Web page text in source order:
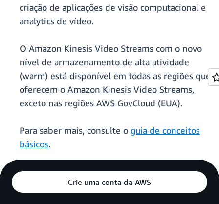
criação de aplicações de visão computacional e
analytics de vídeo.
O Amazon Kinesis Video Streams com o novo
nível de armazenamento de alta atividade
(warm) está disponível em todas as regiões que
oferecem o Amazon Kinesis Video Streams,
exceto nas regiões AWS GovCloud (EUA).
Para saber mais, consulte o guia de conceitos
básicos.
Crie uma conta da AWS